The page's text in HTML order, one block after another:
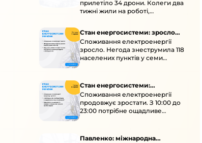
прилетіло 34 дрони. Колеги два
тижні жили на роботі,
Стан енергосистеми: зросло
споживання через негоду
Споживання електроенергії
зросло. Негода знеструмила 118
населених пунктів у семи
областях. Обмежте
електроприладами 10:00–23:00.
Стан енергосистеми:
споживання зростає
Споживання електроенергії
продовжує зростати. З 10:00 до
23:00 потрібне ощадливе
енергоспоживання, а
перенести на нічні години.
Павленко: міжнародна